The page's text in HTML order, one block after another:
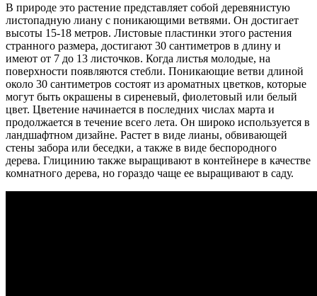
В природе это растение представляет собой деревянистую
листопадную лиану с поникающими ветвями. Он достигает
высоты 15-18 метров. Листовые пластинки этого растения
странного размера, достигают 30 сантиметров в длину и
имеют от 7 до 13 листочков. Когда листья молодые, на
поверхности появляются стебли. Поникающие ветви длиной
около 30 сантиметров состоят из ароматных цветков, которые
могут быть окрашены в сиреневый, фиолетовый или белый
цвет. Цветение начинается в последних числах марта и
продолжается в течение всего лета. Он широко используется в
ландшафтном дизайне. Растет в виде лианы, обвивающей
стены забора или беседки, а также в виде беспородного
дерева. Глицинию также выращивают в контейнере в качестве
комнатного дерева, но гораздо чаще ее выращивают в саду.